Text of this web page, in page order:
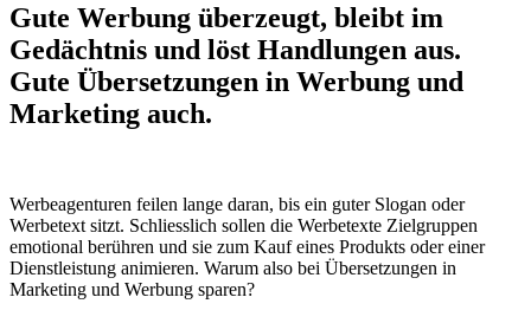
Gute Werbung überzeugt, bleibt im
Gedächtnis und löst Handlungen aus.
Gute Übersetzungen in Werbung und
Marketing auch.
Werbeagenturen feilen lange daran, bis ein guter Slogan oder
Werbetext sitzt. Schliesslich sollen die Werbetexte Zielgruppen
emotional berühren und sie zum Kauf eines Produkts oder einer
Dienstleistung animieren. Warum also bei Übersetzungen in
Marketing und Werbung sparen?